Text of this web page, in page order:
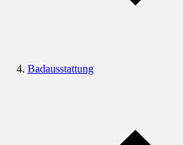
Badausstattung